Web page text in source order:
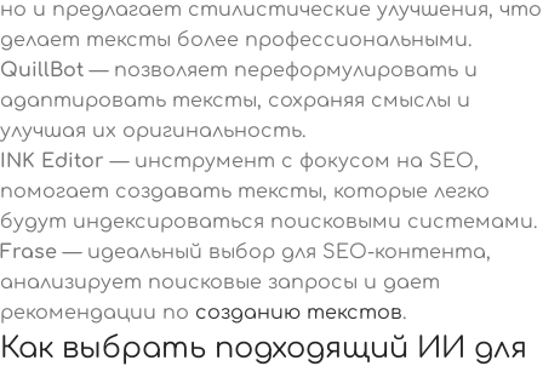
но и предлагает стилистические улучшения, что
делает тексты более профессиональными.
QuillBot — позволяет переформулировать и
адаптировать тексты, сохраняя смыслы и
улучшая их оригинальность.
INK Editor — инструмент с фокусом на SEO,
помогает создавать тексты, которые легко
будут индексироваться поисковыми системами.
Frase — идеальный выбор для SEO-контента,
анализирует поисковые запросы и дает
рекомендации по созданию текстов.
Как выбрать подходящий ИИ для